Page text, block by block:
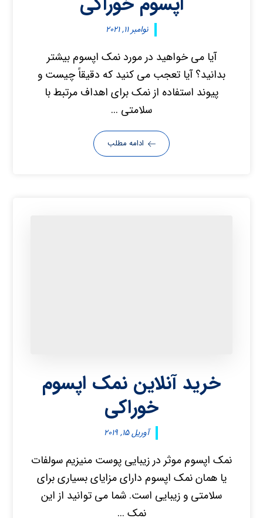
نوامبر ۱۱, ۲۰۲۱
آیا می خواهید در مورد نمک اپسوم بیشتر
بدانید؟ آیا تعجب می کنید که دقیقاً چیست و
پیوند استفاده از نمک برای اهداف مرتبط با
سلامتی ...
ادامه مطلب
خرید آنلاین نمک اپسوم
خوراکی
آوریل ۱۵, ۲۰۱۹
نمک اپسوم موثر در زیبایی پوست منیزیم سولفات
یا همان نمک اپسوم دارای مزایای بسیاری برای
سلامتی و زیبایی است. شما می توانید از این
نمک ...